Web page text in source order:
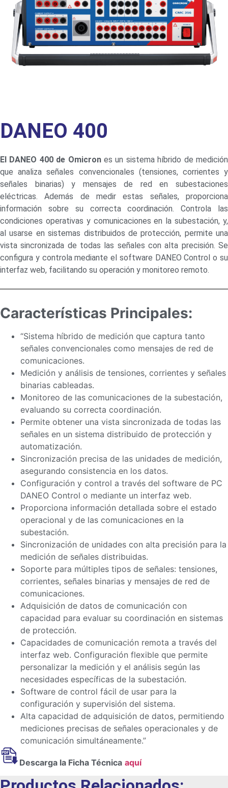
DANEO 400
El DANEO 400 de Omicrones un sistema híbrido de medición
que analiza señales convencionales (tensiones, corrientes y
señales binarias) y mensajes de red en subestaciones
eléctricas. Además de medir estas señales, proporciona
información sobre su correcta coordinación. Controla las
condiciones operativas y comunicaciones en la subestación, y,
al usarse en sistemas distribuidos de protección, permite una
vista sincronizada de todas las señales con alta precisión. Se
configura y controla mediante el software DANEO Control o su
interfaz web, facilitando su operación y monitoreo remoto.
Características Principales:
“Sistema híbrido de medición que captura tanto
señales convencionales como mensajes de red de
comunicaciones.
Medición y análisis de tensiones, corrientes y señales
binarias cableadas.
Monitoreo de las comunicaciones de la subestación,
evaluando su correcta coordinación.
Permite obtener una vista sincronizada de todas las
señales en un sistema distribuido de protección y
automatización.
Sincronización precisa de las unidades de medición,
asegurando consistencia en los datos.
Configuración y control a través del software de PC
DANEO Control o mediante un interfaz web.
Proporciona información detallada sobre el estado
operacional y de las comunicaciones en la
subestación.
Sincronización de unidades con alta precisión para la
medición de señales distribuidas.
Soporte para múltiples tipos de señales: tensiones,
corrientes, señales binarias y mensajes de red de
comunicaciones.
Adquisición de datos de comunicación con
capacidad para evaluar su coordinación en sistemas
de protección.
Capacidades de comunicación remota a través del
interfaz web. Configuración flexible que permite
personalizar la medición y el análisis según las
necesidades específicas de la subestación.
Software de control fácil de usar para la
configuración y supervisión del sistema.
Alta capacidad de adquisición de datos, permitiendo
mediciones precisas de señales operacionales y de
comunicación simultáneamente.”
Descarga la Ficha Técnica aquí